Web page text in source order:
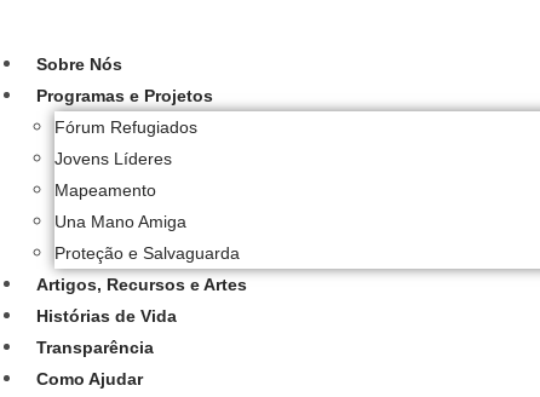
o
conteúdo
Sobre Nós
Programas e Projetos
Fórum Refugiados
Jovens Líderes
Mapeamento
Una Mano Amiga
Proteção e Salvaguarda
Artigos, Recursos e Artes
Histórias de Vida
Transparência
Como Ajudar